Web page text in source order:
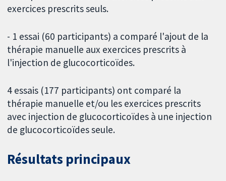
exercices prescrits seuls.
- 1 essai (60 participants) a comparé l'ajout de la
thérapie manuelle aux exercices prescrits à
l'injection de glucocorticoïdes.
4 essais (177 participants) ont comparé la
thérapie manuelle et/ou les exercices prescrits
avec injection de glucocorticoïdes à une injection
de glucocorticoïdes seule.
Résultats principaux